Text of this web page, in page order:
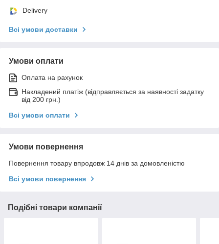
Delivery
Всі умови доставки
Умови оплати
Оплата на рахунок
Накладений платіж (відправляється за наявності задатку
від 200 грн.)
Всі умови оплати
Умови повернення
Повернення товару впродовж 14 днів за домовленістю
Всі умови повернення
Подібні товари компанії